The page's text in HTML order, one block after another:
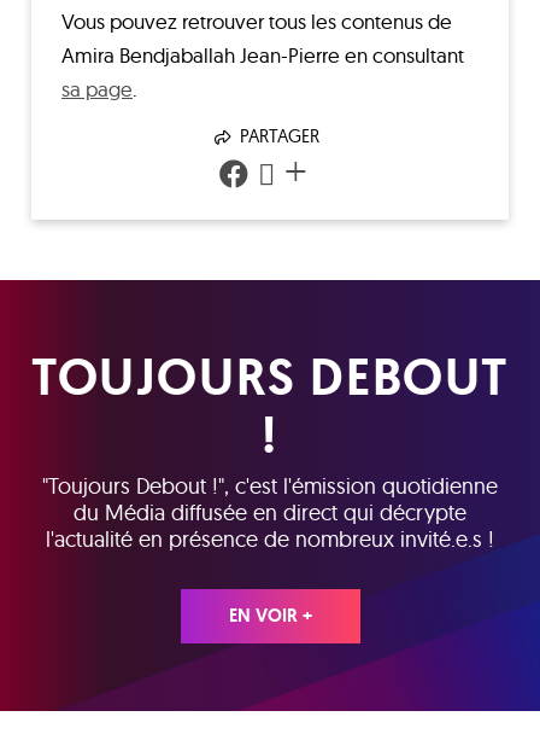
Vous pouvez retrouver tous les contenus de
Amira Bendjaballah Jean-Pierre en consultant
sa page
PARTAGER
+
TOUJOURS DEBOUT
!
"Toujours Debout !", c'est l'émission quotidienne
du Média diffusée en direct qui décrypte
l'actualité en présence de nombreux invité.e.s !
EN VOIR +